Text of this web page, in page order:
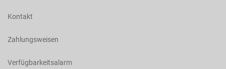
Kontakt
Zahlungsweisen
Verfügbarkeitsalarm